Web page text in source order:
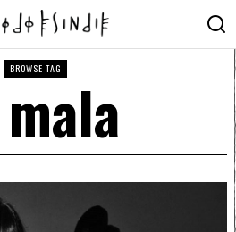
BROWSE TAG